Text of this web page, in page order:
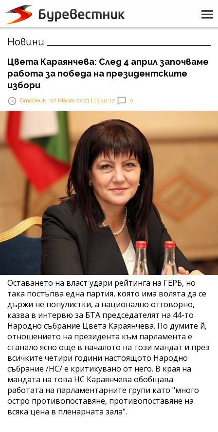
Новини
Цвета Караянчева: След 4 април започваме
работа за победа на президентските
избори
Вторник, 02 Март 2021 | 13:40:17 0
Оставането на власт удари рейтинга на ГЕРБ, но
така постъпва една партия, която има волята да се
държи не популистки, а национално отговорно,
казва в интервю за БТА председателят на 44-то
Народно събрание Цвета Караянчева. По думите й,
отношението на президента към парламента е
станало ясно още в началото на този мандат и през
всичките четири години настоящото Народно
събрание /НС/ е критикувано от него. В края на
мандата на това НС Караянчева обобщава
работата на парламентарните групи като "много
остро противопоставяне, противопоставяне на
всяка цена в пленарната зала".